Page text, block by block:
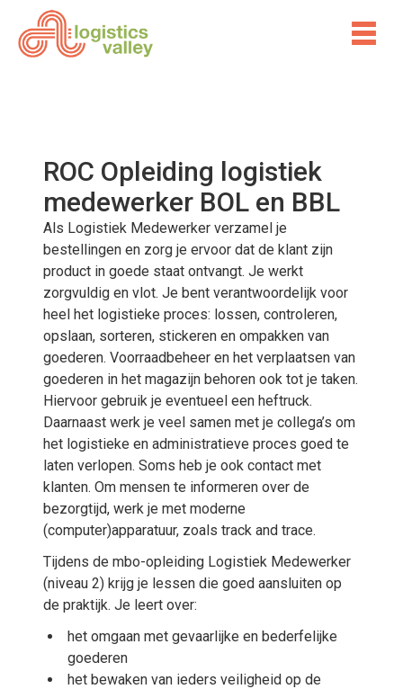
ROC Opleiding logistiek
medewerker BOL en BBL
Als Logistiek Medewerker verzamel je
bestellingen en zorg je ervoor dat de klant zijn
product in goede staat ontvangt. Je werkt
zorgvuldig en vlot. Je bent verantwoordelijk voor
heel het logistieke proces: lossen, controleren,
opslaan, sorteren, stickeren en ompakken van
goederen. Voorraadbeheer en het verplaatsen van
goederen in het magazijn behoren ook tot je taken.
Hiervoor gebruik je eventueel een heftruck.
Daarnaast werk je veel samen met je collega’s om
het logistieke en administratieve proces goed te
laten verlopen. Soms heb je ook contact met
klanten. Om mensen te informeren over de
bezorgtijd, werk je met moderne
(computer)apparatuur, zoals track and trace.
Tijdens de mbo-opleiding Logistiek Medewerker
(niveau 2) krijg je lessen die goed aansluiten op
de praktijk. Je leert over:
het omgaan met gevaarlijke en bederfelijke
goederen
het bewaken van ieders veiligheid op de